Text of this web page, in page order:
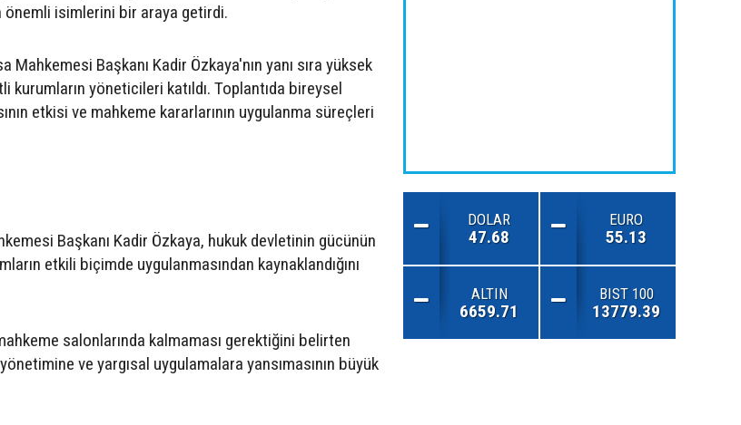
önemli isimlerini bir araya getirdi.
Başkanı Kadir Özkaya'nın yanı sıra yüksek
yöneticileri katıldı. Toplantıda bireysel
etkisi ve mahkeme kararlarının uygulanma süreçleri
Başkanı Kadir Özkaya, hukuk devletinin gücünün
etkili biçimde uygulanmasından kaynaklandığını
salonlarında kalmaması gerektiğini belirten
ve yargısal uygulamalara yansımasının büyük
DOLAR
47.68
EURO
55.13
ALTIN
6659.71
BIST 100
13779.39